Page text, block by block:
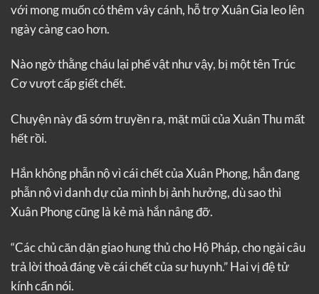
với mong muốn có thêm vây cánh, hỗ trợ Xuân Gia leo lên
ngày càng cao hơn.
Nào ngờ thằng cháu lại phế vật như vậy, bị một tên Trúc
Cơ vượt cấp giết chết.
Chuyện này đã sớm truyền ra, mặt mũi của Xuân Thu mất
hết rồi.
Hắn không phẫn nộ vì cái chết của Xuân Phong, hắn đang
phẫn nộ vì danh dự của mình bị ảnh hưởng, dù sao thì
Xuân Phong cũng là kẻ mà hắn nâng đỡ.
“Các chủ căn dặn giao hung thủ cho Hộ Pháp, cho ngài câu
trả lời thoả đáng về cái chết của sư huynh.” Hai vị đệ tử
kính cẩn nói.